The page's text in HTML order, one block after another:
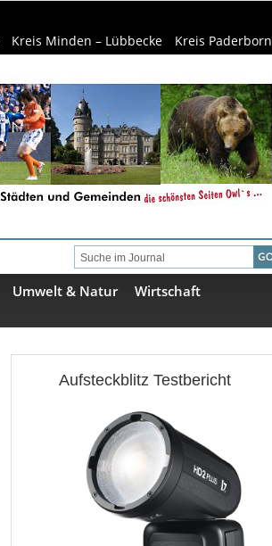
Kreis Minden – Lübbecke Kreis Paderborn
Umwelt & Natur
Wirtschaft
Aufsteckblitz Testbericht